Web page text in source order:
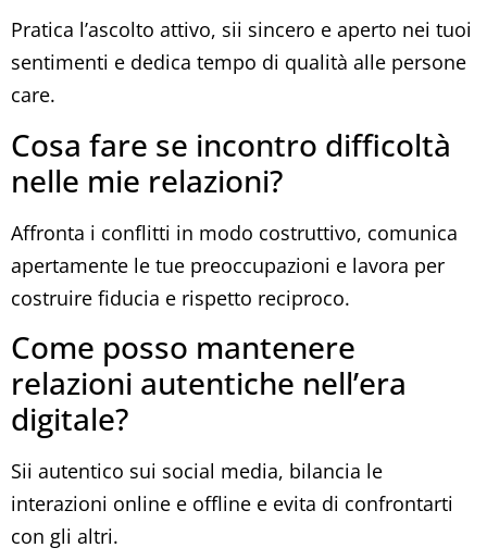
Pratica l’ascolto attivo, sii sincero e aperto nei tuoi
sentimenti e dedica tempo di qualità alle persone
care.
Cosa fare se incontro difficoltà
nelle mie relazioni?
Affronta i conflitti in modo costruttivo, comunica
apertamente le tue preoccupazioni e lavora per
costruire fiducia e rispetto reciproco.
Come posso mantenere
relazioni autentiche nell’era
digitale?
Sii autentico sui social media, bilancia le
interazioni online e offline e evita di confrontarti
con gli altri.